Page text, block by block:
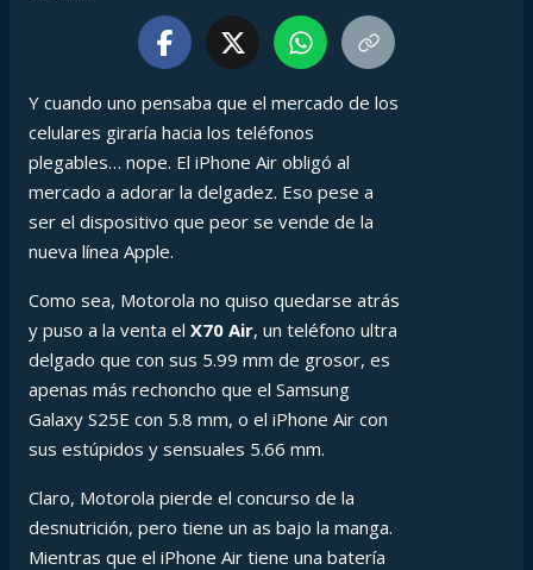
Y cuando uno pensaba que el mercado de los
celulares giraría hacia los teléfonos
plegables… nope. El iPhone Air obligó al
mercado a adorar la delgadez. Eso pese a
ser el dispositivo que peor se vende de la
nueva línea Apple.
Como sea, Motorola no quiso quedarse atrás
y puso a la venta el X70 Air, un teléfono ultra
delgado que con sus 5.99 mm de grosor, es
apenas más rechoncho que el Samsung
Galaxy S25E con 5.8 mm, o el iPhone Air con
sus estúpidos y sensuales 5.66 mm.
Claro, Motorola pierde el concurso de la
desnutrición, pero tiene un as bajo la manga.
Mientras que el iPhone Air tiene una batería